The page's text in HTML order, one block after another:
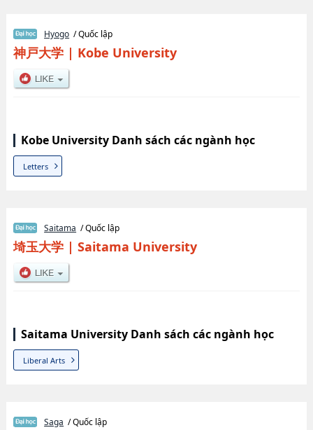
Hyogo / Quốc lập
神戸大学| Kobe University
Kobe University Danh sách các ngành học
Letters
Saitama / Quốc lập
埼玉大学| Saitama University
Saitama University Danh sách các ngành học
Liberal Arts
Saga / Quốc lập